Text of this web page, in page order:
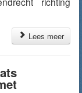
Lees meer